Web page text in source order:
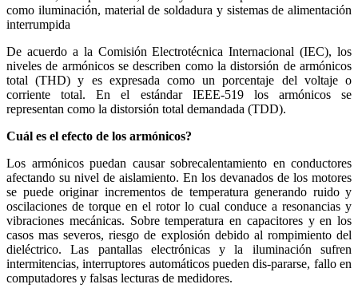
como iluminación, material de soldadura y sistemas de alimentación
interrumpida
De acuerdo a la Comisión Electrotécnica Internacional (IEC), los
niveles de armónicos se describen como la distorsión de armónicos
total (THD) y es expresada como un porcentaje del voltaje o
corriente total. En el estándar IEEE-519 los armónicos se
representan como la distorsión total demandada (TDD).
Cuál es el efecto de los armónicos?
Los armónicos puedan causar sobrecalentamiento en conductores
afectando su nivel de aislamiento. En los devanados de los motores
se puede originar incrementos de temperatura generando ruido y
oscilaciones de torque en el rotor lo cual conduce a resonancias y
vibraciones mecánicas. Sobre temperatura en capacitores y en los
casos mas severos, riesgo de explosión debido al rompimiento del
dieléctrico. Las pantallas electrónicas y la iluminación sufren
intermitencias, interruptores automáticos pueden dis-pararse, fallo en
computadores y falsas lecturas de medidores.